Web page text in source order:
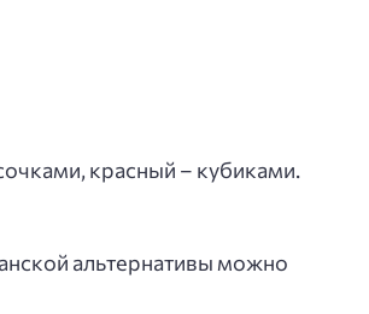
красный – кубиками.
альтернативы можно